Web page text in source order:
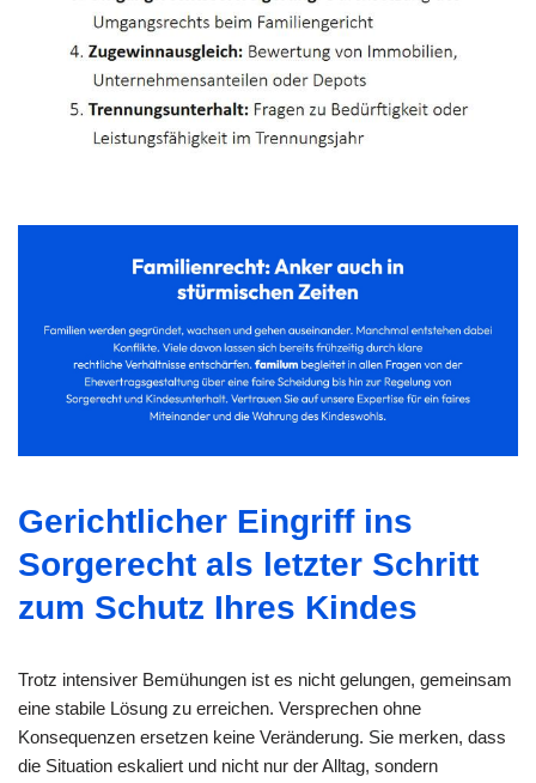
Gerichtlicher Eingriff ins
Sorgerecht als letzter Schritt
zum Schutz Ihres Kindes
Trotz intensiver Bemühungen ist es nicht gelungen, gemeinsam
eine stabile Lösung zu erreichen. Versprechen ohne
Konsequenzen ersetzen keine Veränderung. Sie merken, dass
die Situation eskaliert und nicht nur der Alltag, sondern